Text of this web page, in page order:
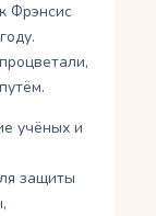
Фрэнсис
учёных и
защиты